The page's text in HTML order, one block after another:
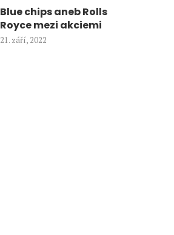
Blue chips aneb Rolls
Royce mezi akciemi
21. září, 2022